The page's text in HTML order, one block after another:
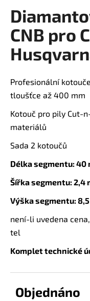
produktu
je
0,0
z
5
CNB pro
Profesionální
tloušťce až 400 mm
Kotouč pro pily Cut-
materiálů
Sada 2 kotoučů
Délka segmentu: 40
Šířka segmentu: 2,4
Výška segmentu:
není-li uvedena
tel
Komplet technické
Objednáno
a
j
í
t
D
o
p
o
u
č
u
j